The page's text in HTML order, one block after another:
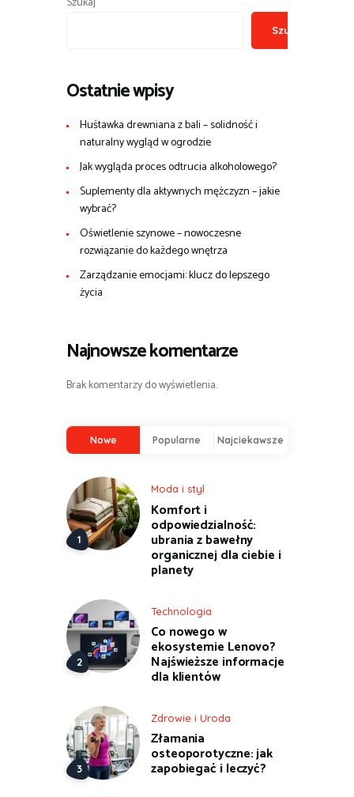
Szukaj
Ostatnie wpisy
Huśtawka drewniana z bali – solidność i
naturalny wygląd w ogrodzie
Jak wygląda proces odtrucia alkoholowego?
Suplementy dla aktywnych mężczyzn – jakie
wybrać?
Oświetlenie szynowe – nowoczesne
rozwiązanie do każdego wnętrza
Zarządzanie emocjami: klucz do lepszego
życia
Najnowsze komentarze
Brak komentarzy do wyświetlenia.
Nowe Popularne Najciekawsze
Moda i styl
Komfort i
odpowiedzialność:
ubrania z bawełny
organicznej dla ciebie i
planety
Technologia
Co nowego w
ekosystemie Lenovo?
Najświeższe informacje
dla klientów
Zdrowie i Uroda
Złamania
osteoporotyczne: jak
zapobiegać i leczyć?